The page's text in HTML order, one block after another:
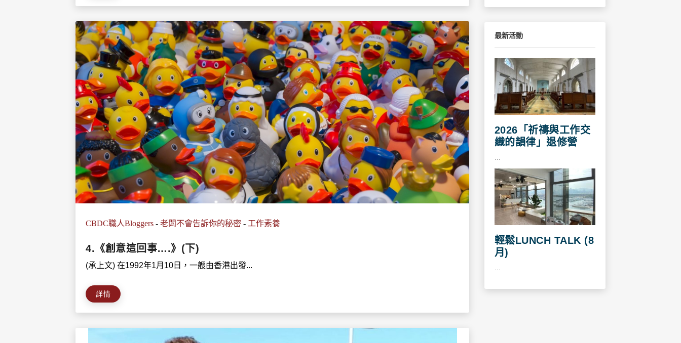
CBDC職人Bloggers -老闆不會告訴你的秘密 -工作素養
4.《創意這回事….》(下)
(承上文) 在1992年1月10日，一艘由香港出發...
詳情
最新活動
2026「祈禱與工作交
織的韻律」退修營
輕鬆LUNCH TALK (8
月)